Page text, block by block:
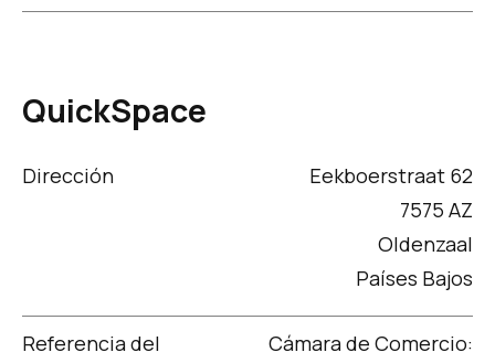
QuickSpace
Dirección
Eekboerstraat 62
7575 AZ
Oldenzaal
Países Bajos
Cámara de Comercio:
Referencia del